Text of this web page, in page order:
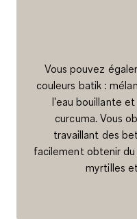
Vous pouvez
couleurs batik :
l'eau bouillante
curcuma. Vous
travaillant des
facilement obtenir
myrtilles